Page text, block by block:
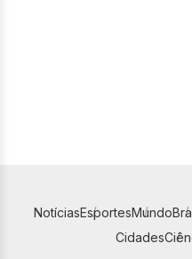
NotíciasEsportesMundo
Cidades